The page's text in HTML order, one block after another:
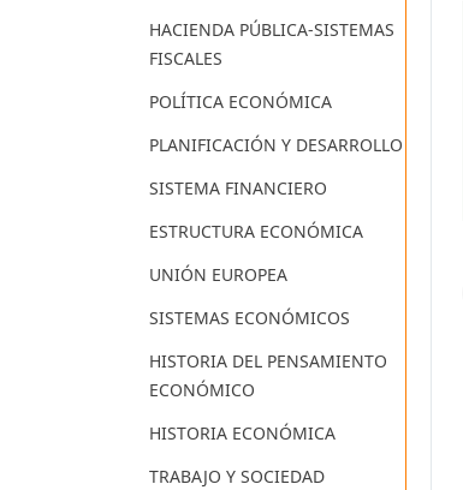
HACIENDA PÚBLICA-SISTEMAS
FISCALES
POLÍTICA ECONÓMICA
PLANIFICACIÓN Y DESARROLLO
SISTEMA FINANCIERO
ESTRUCTURA ECONÓMICA
UNIÓN EUROPEA
SISTEMAS ECONÓMICOS
HISTORIA DEL PENSAMIENTO
ECONÓMICO
HISTORIA ECONÓMICA
TRABAJO Y SOCIEDAD